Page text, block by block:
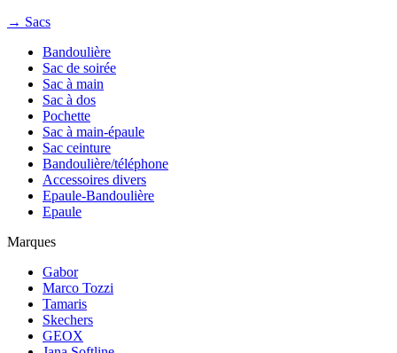
→ Sacs
Bandoulière
Sac de soirée
Sac à main
Sac à dos
Pochette
Sac à main-épaule
Sac ceinture
Bandoulière/téléphone
Accessoires divers
Epaule-Bandoulière
Epaule
Marques
Gabor
Marco Tozzi
Tamaris
Skechers
GEOX